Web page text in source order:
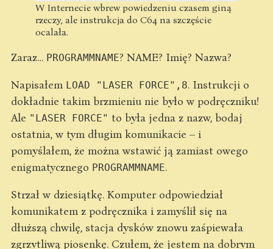
W Internecie wbrew powiedzeniu czasem giną
rzeczy, ale instrukcja do C64 na szczęście
ocalała.
Zaraz… PROGRAMMNAME? NAME? Imię? Nazwa?
Napisałem LOAD "LASER FORCE",8. Instrukcji o
dokładnie takim brzmieniu nie było w podręczniku!
Ale "LASER FORCE" to była jedna z nazw, bodaj
ostatnia, w tym długim komunikacie – i
pomyślałem, że można wstawić ją zamiast owego
enigmatycznego PROGRAMMNAME.
Strzał w dziesiątkę. Komputer odpowiedział
komunikatem z podręcznika i zamyślił się na
dłuższą chwilę, stacja dysków znowu zaśpiewała
zgrzytliwą piosenkę. Czułem, że jestem na dobrym